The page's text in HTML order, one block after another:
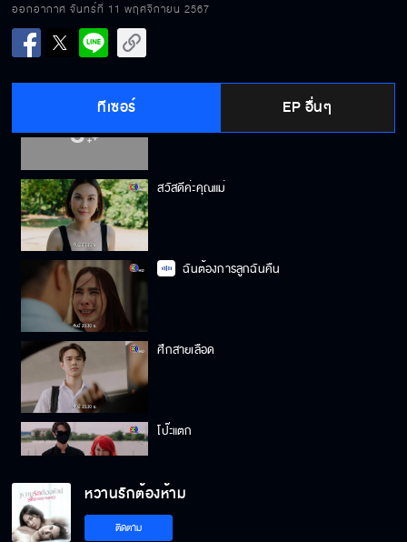
ออกอากาศ จันทร์ที่ 11 พฤศจิกายน 2567
ทีเซอร์ EP อื่นๆ
สวัสดีค่ะคุณแม่
ฉันต้องการลูกฉันคืน
ศึกสายเลือด
โป๊ะแตก
ไปเลิกกับมันซะ
หวานรักต้องห้าม
ติดตาม